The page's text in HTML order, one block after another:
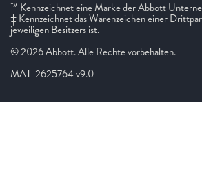
™ Kennzeichnet eine Marke der Abbott
‡ Kennzeichnet das Warenzeichen einer
jeweiligen Besitzers ist.
© 2026 Abbott. Alle Rechte vorbehalten.
MAT-2625764 v9.0